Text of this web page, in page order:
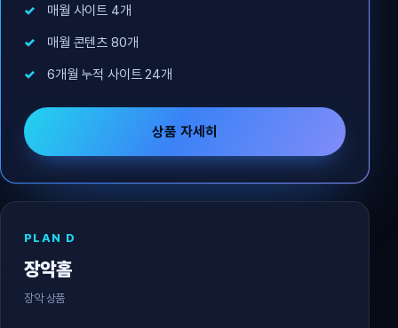
매월 사이트 4개
매월 콘텐츠 80개
6개월 누적 사이트 24개
상품 자세히
PLAN D
장악홈
장악 상품